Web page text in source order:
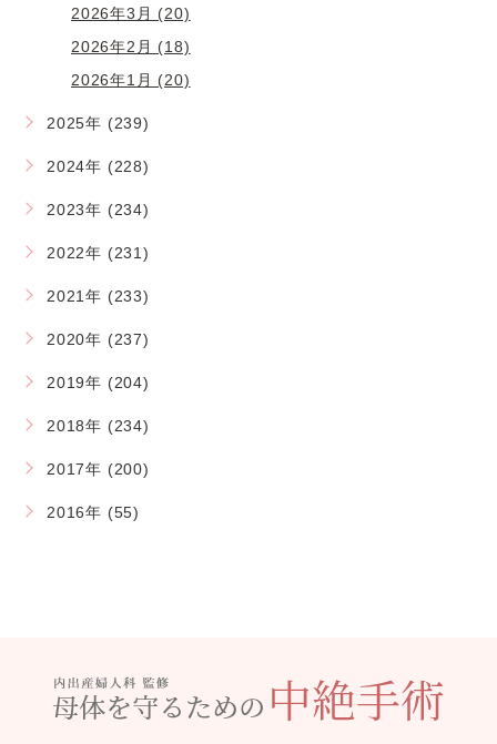
2026年3月 (20)
2026年2月 (18)
2026年1月 (20)
2025年 (239)
2024年 (228)
2023年 (234)
2022年 (231)
2021年 (233)
2020年 (237)
2019年 (204)
2018年 (234)
2017年 (200)
2016年 (55)